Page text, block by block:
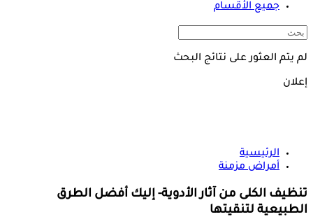
جميع الأقسام
لم يتم العثور على نتائج البحث
إعلان
الرئيسية
أمراض مزمنة
تنظيف الكلى من آثار الأدوية- إليك أفضل الطرق
الطبيعية لتنقيتها